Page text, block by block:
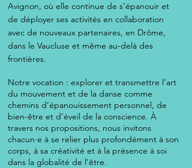
Avignon, où elle continue de s’épanouir et
de déployer ses activités en collaboration
avec de nouveaux partenaires, en Drôme,
dans le Vaucluse et même au-delà des
frontières.
Notre vocation : explorer et transmettre l’art
du mouvement et de la danse comme
chemins d’épanouissement personnel, de
bien-être et d’éveil de la conscience. À
travers nos propositions, nous invitons
chacun·e à se relier plus profondément à son
corps, à sa créativité et à la présence à soi
dans la globalité de l’être.